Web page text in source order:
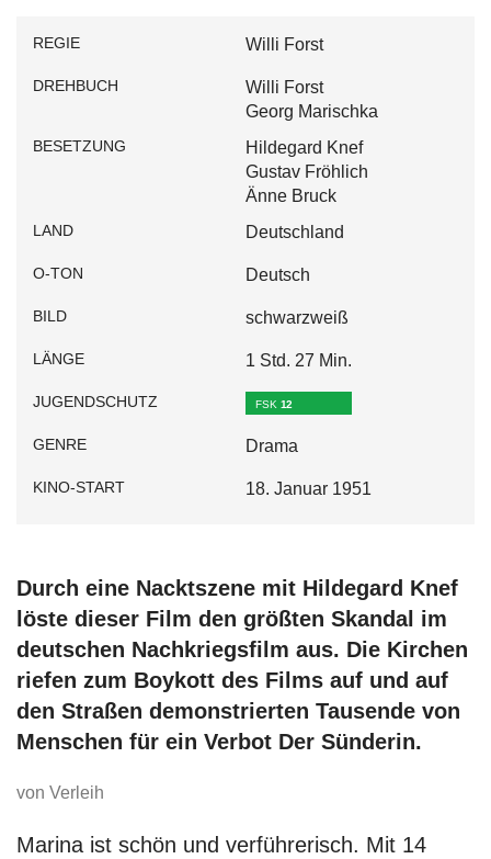
REGIE Willi Forst
DREHBUCH
Willi Forst
Georg Marischka
BESETZUNG
Hildegard Knef
Gustav Fröhlich
Änne Bruck
LAND Deutschland
O-TON Deutsch
BILD schwarzweiß
LÄNGE 1 Std. 27 Min.
JUGENDSCHUTZ FSK 12
GENRE Drama
KINO-START 18. Januar 1951
Durch eine Nacktszene mit Hildegard Knef
löste dieser Film den größten Skandal im
deutschen Nachkriegsfilm aus. Die Kirchen
riefen zum Boykott des Films auf und auf
den Straßen demonstrierten Tausende von
Menschen für ein Verbot Der Sünderin.
von Verleih
Marina ist schön und verführerisch. Mit 14